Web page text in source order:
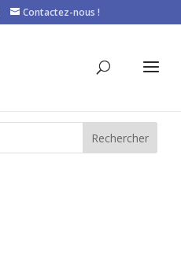
Contactez-nous !
Rechercher